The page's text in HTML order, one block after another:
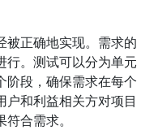
被正确地实现。需求的
行。测试可以分为单元
阶段，确保需求在每个
户和利益相关方对项目
合需求。